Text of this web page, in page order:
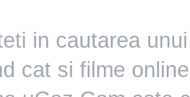
in cautarea
cat si filme